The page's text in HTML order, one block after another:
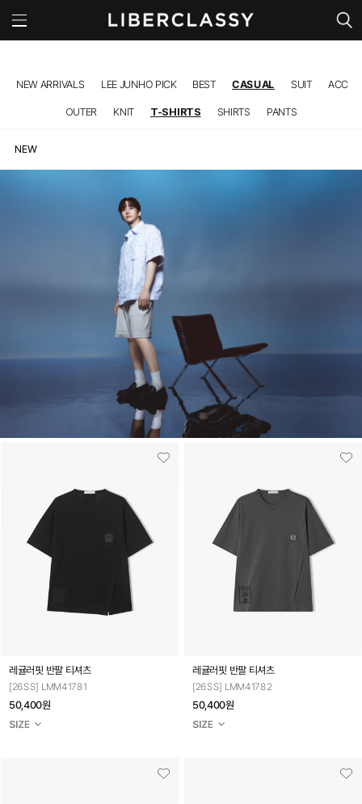
NEW ARRIVALS LEE JUNHO PICK BEST CASUAL SUIT ACC
OUTER KNIT T-SHIRTS SHIRTS PANTS
레귤러핏 반팔 티셔츠
[26SS] LMM41781
50,400원
레귤러핏 반팔 티셔츠
[26SS] LMM41782
50,400원